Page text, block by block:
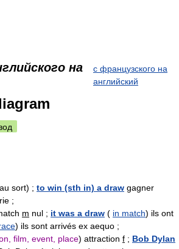
на
с французского на
английский
sort) ; to win (sth in) a draw gagner
;
m nul ; it was a draw ( in match) ils ont
) ils sont arrivés ex aequo ;
film, event, place) attraction f ; Bob Dylan